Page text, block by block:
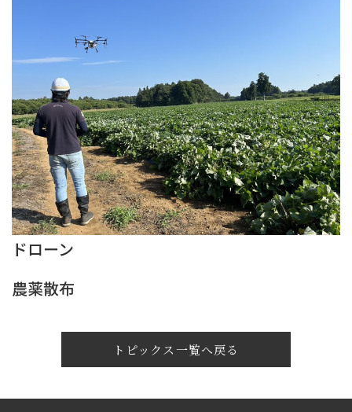
ドローン
農薬散布
トピックス一覧へ戻る